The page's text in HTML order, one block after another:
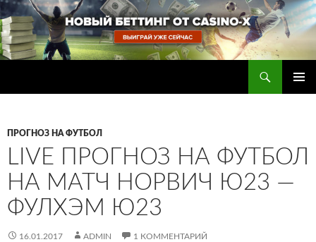
Перейти
к
содержимому
ПРОГНОЗ НА ФУТБОЛ
LIVE ПРОГНОЗ НА ФУТБОЛ
НА МАТЧ НОРВИЧ Ю23 —
ФУЛХЭМ Ю23
16.01.2017 ADMIN 1 КОММЕНТАРИЙ